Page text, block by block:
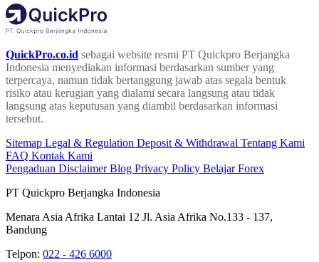
QuickPro.co.id sebagai website resmi PT Quickpro Berjangka
Indonesia menyediakan informasi berdasarkan sumber yang
terpercaya, namun tidak bertanggung jawab atas segala bentuk
risiko atau kerugian yang dialami secara langsung atau tidak
langsung atas keputusan yang diambil berdasarkan informasi
tersebut.
Sitemap Legal & Regulation Deposit & Withdrawal Tentang Kami
FAQ Kontak Kami
Pengaduan DisclaimerBlog Privacy Policy Belajar Forex
PT Quickpro Berjangka Indonesia
Menara Asia Afrika Lantai 12 Jl. Asia Afrika No.133 - 137,
Bandung
Telpon: 022 - 426 6000